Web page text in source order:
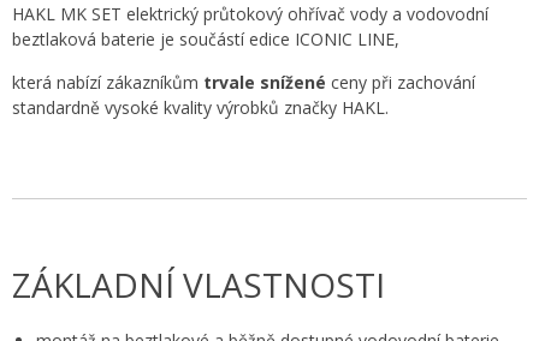
HAKL MK SET elektrický průtokový ohřívač vody a vodovodní
beztlaková baterie je součástí edice ICONIC LINE,
která nabízí zákazníkům trvale snížené ceny při zachování
standardně vysoké kvality výrobků značky HAKL.
ZÁKLADNÍ VLASTNOSTI